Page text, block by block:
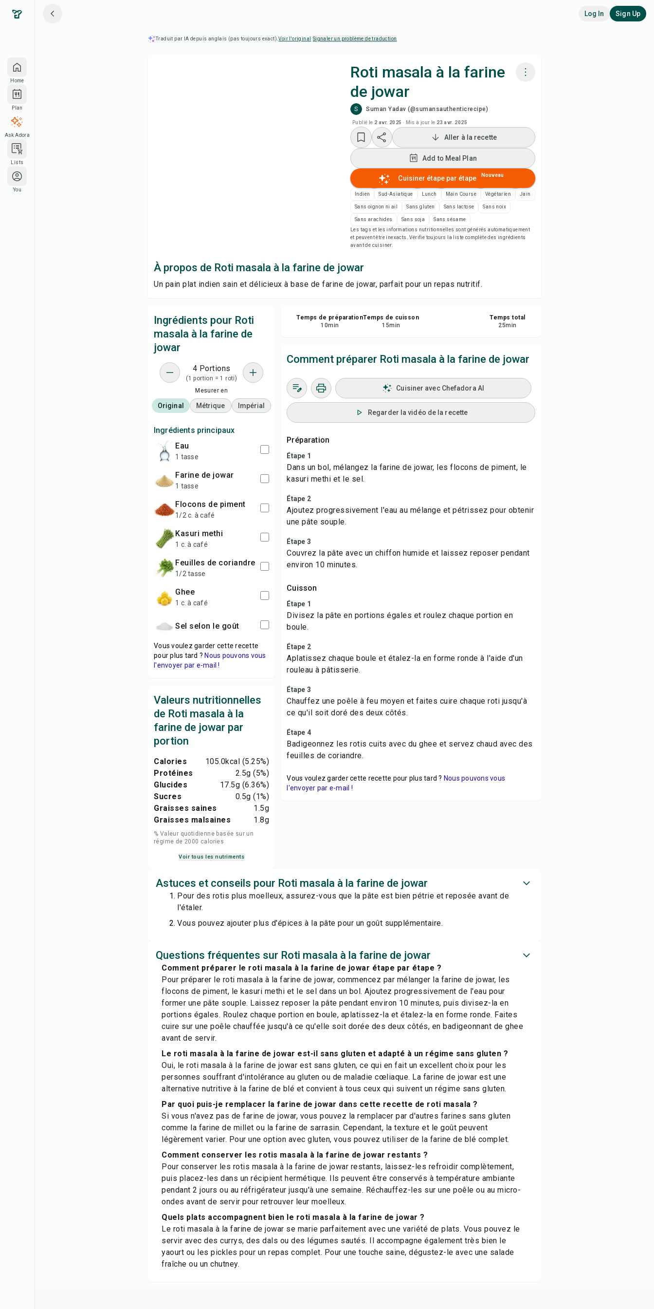
Home
Plan
Ask Adora
Lists
You
Log In Sign Up
Traduit par IA depuis anglais (pas toujours exact).Voir l'original ·Signaler un problème de traduction
Roti masala à la farine
de jowar
S Suman Yadav (@sumansauthenticrecipe)
Publié le 2 avr. 2025 · Mis à jour le 23 avr. 2025
Regarder la vidéo de la recette
Add to Meal Plan
Add to Shopping List
Imprimer la recette
Aller à la recette
Add to Meal Plan
Cuisiner étape par étape Nouveau
Indien Sud-Asiatique Lunch Main Course Végétarien Jain
Sans oignon ni ail Sans gluten Sans lactose Sans noix
Sans arachides Sans soja
Sans sésame
Les tags et les informations nutritionnelles sont générés automatiquement
et peuvent être inexacts. Vérifie toujours la liste complète des ingrédients
avant de cuisiner.
À propos de Roti masala à la farine de jowar
Un pain plat indien sain et délicieux à base de farine de jowar, parfait pour un repas nutritif.
Ingrédients pour Roti
masala à la farine de
jowar
4 Portions
(1 portion = 1 roti)
Mesurer en
Original Métrique Impérial
Ingrédients principaux
Eau
1 tasse
Farine de jowar
1 tasse
Flocons de piment
1/2 c. à café
Kasuri methi
1 c. à café
Feuilles de coriandre
1/2 tasse
Ghee
1 c. à café
Sel selon le goût
Vous voulez garder cette recette
pour plus tard ? Nous pouvons vous
l'envoyer par e-mail !
Valeurs nutritionnelles
de Roti masala à la
farine de jowar par
portion
Calories 105.0kcal (5.25%)
Protéines
2.5g (5%)
Glucides
17.5g (6.36%)
Sucres
0.5g (1%)
Graisses saines
1.5g
Graisses malsaines
1.8g
% Valeur quotidienne basée sur un
régime de 2000 calories
Voir tous les nutriments
Temps de préparation
10min
Temps de cuisson
15min
Temps total
25min
Comment préparer Roti masala à la farine de jowar
Cuisiner avec Chefadora AI
Regarder la vidéo de la recette
Préparation
Étape 1
Dans un bol, mélangez la farine de jowar, les flocons de piment, le
kasuri methi et le sel.
Étape 2
Ajoutez progressivement l'eau au mélange et pétrissez pour obtenir
une pâte souple.
Étape 3
Couvrez la pâte avec un chiffon humide et laissez reposer pendant
environ 10 minutes.
Cuisson
Étape 1
Divisez la pâte en portions égales et roulez chaque portion en
boule.
Étape 2
Aplatissez chaque boule et étalez-la en forme ronde à l'aide d'un
rouleau à pâtisserie.
Étape 3
Chauffez une poêle à feu moyen et faites cuire chaque roti jusqu'à
ce qu'il soit doré des deux côtés.
Étape 4
Badigeonnez les rotis cuits avec du ghee et servez chaud avec des
feuilles de coriandre.
Vous voulez garder cette recette pour plus tard ? Nous pouvons vous
l'envoyer par e-mail !
Astuces et conseils pour Roti masala à la farine de jowar
Pour des rotis plus moelleux, assurez-vous que la pâte est bien pétrie et reposée avant de
l'étaler.
Vous pouvez ajouter plus d'épices à la pâte pour un goût supplémentaire.
Questions fréquentes sur Roti masala à la farine de jowar
Comment préparer le roti masala à la farine de jowar étape par étape ?
Pour préparer le roti masala à la farine de jowar, commencez par mélanger la farine de jowar, les
flocons de piment, le kasuri methi et le sel dans un bol. Ajoutez progressivement de l'eau pour
former une pâte souple. Laissez reposer la pâte pendant environ 10 minutes, puis divisez-la en
portions égales. Roulez chaque portion en boule, aplatissez-la et étalez-la en forme ronde. Faites
cuire sur une poêle chauffée jusqu'à ce qu'elle soit dorée des deux côtés, en badigeonnant de ghee
avant de servir.
Le roti masala à la farine de jowar est-il sans gluten et adapté à un régime sans gluten ?
Oui, le roti masala à la farine de jowar est sans gluten, ce qui en fait un excellent choix pour les
personnes souffrant d'intolérance au gluten ou de maladie cœliaque. La farine de jowar est une
alternative nutritive à la farine de blé et convient à tous ceux qui suivent un régime sans gluten.
Par quoi puis-je remplacer la farine de jowar dans cette recette de roti masala ?
Si vous n'avez pas de farine de jowar, vous pouvez la remplacer par d'autres farines sans gluten
comme la farine de millet ou la farine de sarrasin. Cependant, la texture et le goût peuvent
légèrement varier. Pour une option avec gluten, vous pouvez utiliser de la farine de blé complet.
Comment conserver les rotis masala à la farine de jowar restants ?
Pour conserver les rotis masala à la farine de jowar restants, laissez-les refroidir complètement,
puis placez-les dans un récipient hermétique. Ils peuvent être conservés à température ambiante
pendant 2 jours ou au réfrigérateur jusqu'à une semaine. Réchauffez-les sur une poêle ou au micro-
ondes avant de servir pour retrouver leur moelleux.
Quels plats accompagnent bien le roti masala à la farine de jowar ?
Le roti masala à la farine de jowar se marie parfaitement avec une variété de plats. Vous pouvez le
servir avec des currys, des dals ou des légumes sautés. Il accompagne également très bien le
yaourt ou les pickles pour un repas complet. Pour une touche saine, dégustez-le avec une salade
fraîche ou un chutney.